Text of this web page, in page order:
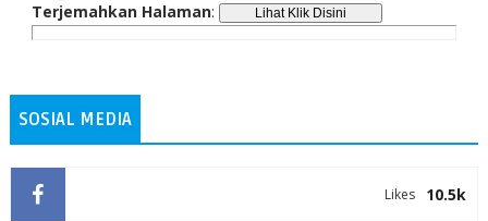
Terjemahkan Halaman:
SOSIAL MEDIA
10.5k
Likes